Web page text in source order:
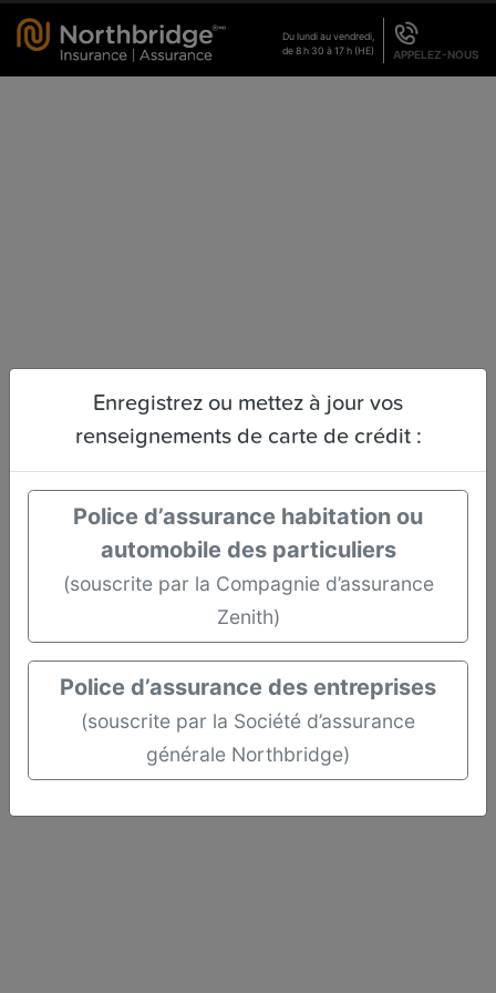
Du lundi au vendredi,
de 8 h 30 à 17 h (HE)
APPELEZ-NOUS
Enregistrez ou mettez à jour vos
renseignements de carte de crédit :
Police d’assurance habitation ou
automobile des particuliers
(souscrite par la Compagnie d’assurance
Zenith)
Police d’assurance des entreprises
(souscrite par la Société d’assurance
générale Northbridge)